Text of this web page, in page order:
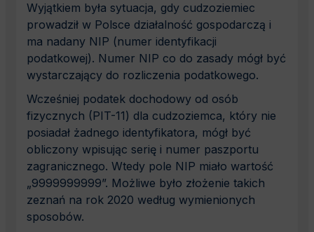
Wyjątkiem była sytuacja, gdy cudzoziemiec
prowadził w Polsce działalność gospodarczą i
ma nadany NIP (numer identyfikacji
podatkowej). Numer NIP co do zasady mógł być
wystarczający do rozliczenia podatkowego.
Wcześniej podatek dochodowy od osób
fizycznych (PIT-11) dla cudzoziemca, który nie
posiadał żadnego identyfikatora, mógł być
obliczony wpisując serię i numer paszportu
zagranicznego. Wtedy pole NIP miało wartość
„9999999999”. Możliwe było złożenie takich
zeznań na rok 2020 według wymienionych
sposobów.